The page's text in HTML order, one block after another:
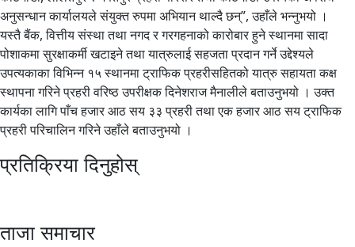
अनुसन्धान कार्यालयले संयुक्त रुपमा अभियान थाल्दै छन्”, उहाँले भन्नुभयो ।
यस्तै बैंक, वित्तीय संस्था तथा नगद र गरगहनाको कारोबार हुने स्थानमा सादा
पोशाकमा सुरक्षाकर्मी खटाइने तथा यात्रुलाई सहजता प्रदान गर्ने उद्देश्यले
उपत्यकाका विभिन्न १५ स्थानमा ट्राफिक प्रहरीसहितको यात्रु सहायता कक्ष
स्थापना गरिने प्रहरी वरिष्ठ उपरीक्षक दिनेशराज मैनालीले बताउनुभयो । उक्त
कार्यका लागि पाँच हजार आठ सय ३३ प्रहरी तथा एक हजार आठ सय ट्राफिक
प्रहरी परिचालिन गरिने उहाँले बताउनुभयो ।
प्रतिक्रिया दिनुहोस्
ताजा समाचार